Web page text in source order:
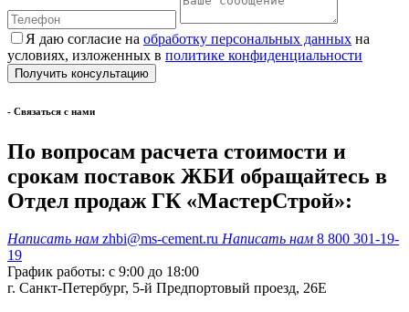
Я даю согласие на обработку персональных данных на
условиях, изложенных в политике конфиденциальности
- Cвязаться с нами
По вопросам расчета стоимости и
срокам поставок ЖБИ обращайтесь в
Отдел продаж ГК «МастерСтрой»:
Написать нам zhbi@ms-cement.ru Написать нам 8 800 301-19-
19
График работы: с 9:00 до 18:00
г. Санкт-Петербург, 5-й Предпортовый проезд, 26Е